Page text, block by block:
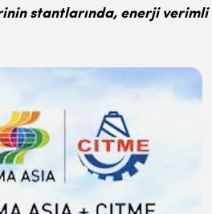
stantlarında, enerji